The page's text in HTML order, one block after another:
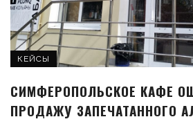
КЕЙСЫ
СИМФЕРОПОЛЬСКОЕ КАФЕ
ПРОДАЖУ ЗАПЕЧАТАННОГО